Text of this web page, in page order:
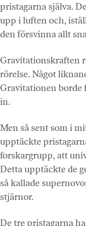
pristagarna själva.
upp i luften och,
den försvinna allt
Gravitationskraften
rörelse. Något
Gravitationen borde
in.
Men så sent som i
upptäckte
forskargrupp, att
Detta upptäckte de
så kallade
stjärnor.
De tre pristagarna